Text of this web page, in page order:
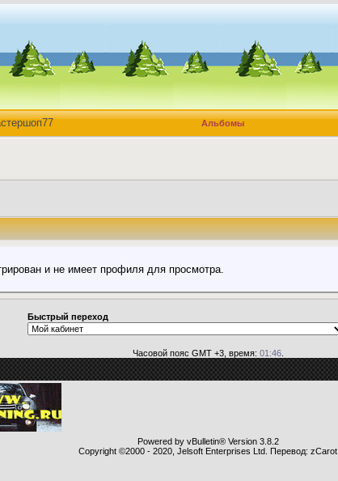
Альбомы
и не имеет профиля для просмотра.
Быстрый переход
Часовой пояс GMT +3, время: 01:46.
Powered by vBulletin® Version 3.8.2
Copyright ©2000 - 2020, Jelsoft Enterprises Ltd. Перевод: zCarot